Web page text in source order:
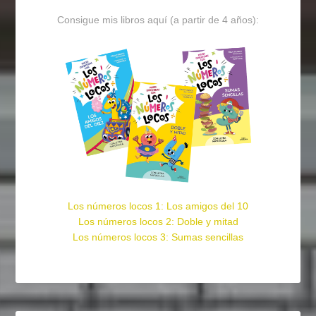
Consigue mis libros aquí (a partir de 4 años):
Los números locos 1: Los amigos del 10
Los números locos 2: Doble y mitad
Los números locos 3: Sumas sencillas